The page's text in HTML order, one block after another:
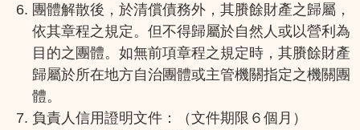
團體解散後，於清償債務外，其賸餘財產之歸屬，
依其章程之規定。但不得歸屬於自然人或以營利為
目的之團體。如無前項章程之規定時，其賸餘財產
歸屬於所在地方自治團體或主管機關指定之機關團
體。
負責人信用證明文件：（文件期限６個月）